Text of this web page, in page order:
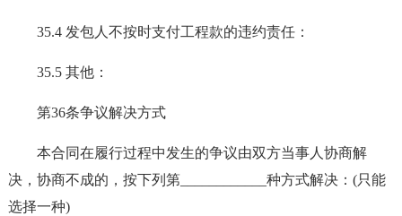
35.4 发包人不按时支付工程款的违约责任：
35.5 其他：
第36条争议解决方式
本合同在履行过程中发生的争议由双方当事人协商解
决，协商不成的，按下列第____________种方式解决：(只能
选择一种)